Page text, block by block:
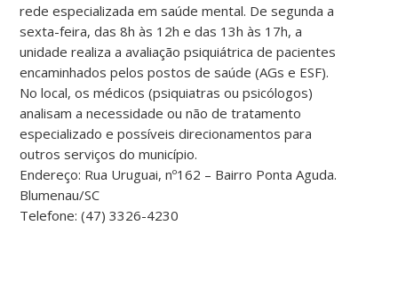
rede especializada em saúde mental. De segunda a
sexta-feira, das 8h às 12h e das 13h às 17h, a
unidade realiza a avaliação psiquiátrica de pacientes
encaminhados pelos postos de saúde (AGs e ESF).
No local, os médicos (psiquiatras ou psicólogos)
analisam a necessidade ou não de tratamento
especializado e possíveis direcionamentos para
outros serviços do município.
Endereço: Rua Uruguai, nº162 – Bairro Ponta Aguda.
Blumenau/SC
Telefone: (47) 3326-4230